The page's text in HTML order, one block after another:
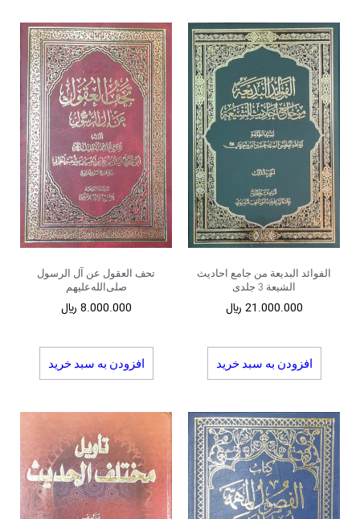
الفوائد البدیعة من جامع احادیث
الشیعة 3 جلدی
21.000.000 ﷼
افزودن به سبد خرید
تحف العقول عن آل الرسول
صلى‌الله‌عليهم
8.000.000 ﷼
افزودن به سبد خرید